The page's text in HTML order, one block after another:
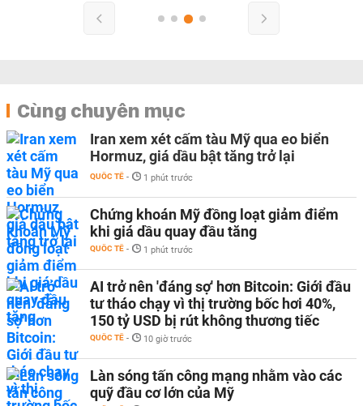
Cùng chuyên mục
Iran xem xét cấm tàu Mỹ qua eo biển
Hormuz, giá dầu bật tăng trở lại
QUỐC TẾ - 1 phút trước
Chứng khoán Mỹ đồng loạt giảm điểm
khi giá dầu quay đầu tăng
QUỐC TẾ - 1 phút trước
AI trở nên 'đáng sợ' hơn Bitcoin: Giới đầu
tư tháo chạy vì thị trường bốc hơi 40%,
150 tỷ USD bị rút không thương tiếc
QUỐC TẾ - 10 giờ trước
Làn sóng tấn công mạng nhằm vào các
quỹ đầu cơ lớn của Mỹ